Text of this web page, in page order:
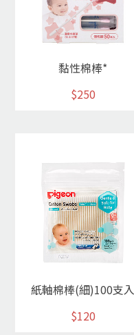
黏性棉棒*
$250
紙軸棉棒(細)100支入
$120